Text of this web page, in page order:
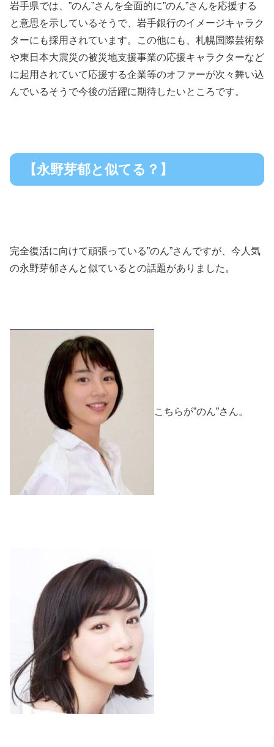
岩手県では、”のん”さんを全面的に”のん”さんを応援する
と意思を示しているそうで、岩手銀行のイメージキャラク
ターにも採用されています。この他にも、札幌国際芸術祭
や東日本大震災の被災地支援事業の応援キャラクターなど
に起用されていて応援する企業等のオファーが次々舞い込
んでいるそうで今後の活躍に期待したいところです。
【永野芽郁と似てる？】
完全復活に向けて頑張っている”のん”さんですが、今人気
の永野芽郁さんと似ているとの話題がありました。
こちらが”のん”さん。